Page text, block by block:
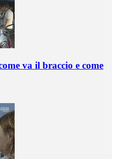
va il braccio e come